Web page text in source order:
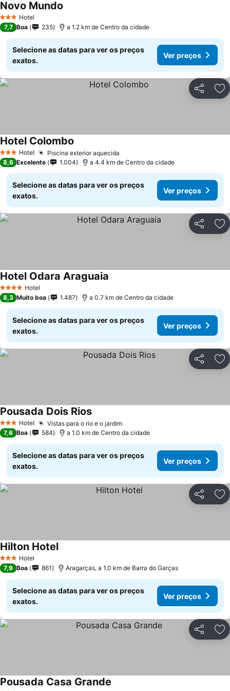
3 EstrelasHotel
Novo Mundo
7,7 Boa 235 a 1.2 km de Centro da cidade
Selecione as datas para ver os preços
exatos.
Ver preços
Partilhar
3 EstrelasHotel Piscina exterior aquecida
Hotel Colombo
8,6 Excelente 1.004 a 4.4 km de Centro da cidade
Selecione as datas para ver os preços
exatos.
Ver preços
Partilhar
4 EstrelasHotel
Hotel Odara Araguaia
8,3 Muito boa 1.487 a 0.7 km de Centro da cidade
Selecione as datas para ver os preços
exatos.
Ver preços
Partilhar
3 EstrelasHotel Vistas para o rio e o jardim
Pousada Dois Rios
7,6 Boa 584 a 1.0 km de Centro da cidade
Selecione as datas para ver os preços
exatos.
Ver preços
Partilhar
3 EstrelasHotel
Hilton Hotel
7,9 Boa 861 Aragarças, a 1.0 km de Barra do Garças
Selecione as datas para ver os preços
exatos.
Ver preços
Partilhar
Pousada Casa Grande